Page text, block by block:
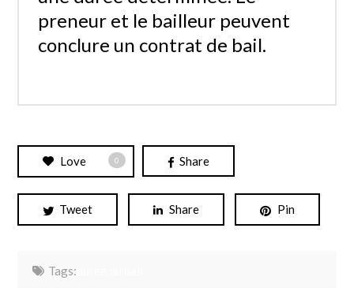
preneur et le bailleur peuvent
conclure un contrat de bail.
Love 0 Share
Tweet Share Pin
Tags: